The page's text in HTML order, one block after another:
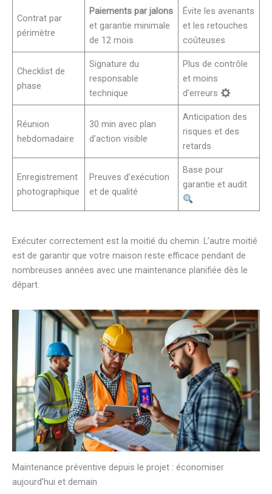
Contrat par
périmètre
Paiements par jalons
et garantie minimale
de 12 mois
Évite les avenants
et les retouches
coûteuses
Checklist de
phase
Signature du
responsable
technique
Plus de contrôle
et moins
d’erreurs
Réunion
hebdomadaire
30 min avec plan
d’action visible
Anticipation des
risques et des
retards
Enregistrement
photographique
Preuves d’exécution
et de qualité
Base pour
garantie et audit
Exécuter correctement est la moitié du chemin. L’autre moitié
est de garantir que votre maison reste efficace pendant de
nombreuses années avec une maintenance planifiée dès le
départ.
Maintenance préventive depuis le projet : économiser
aujourd’hui et demain